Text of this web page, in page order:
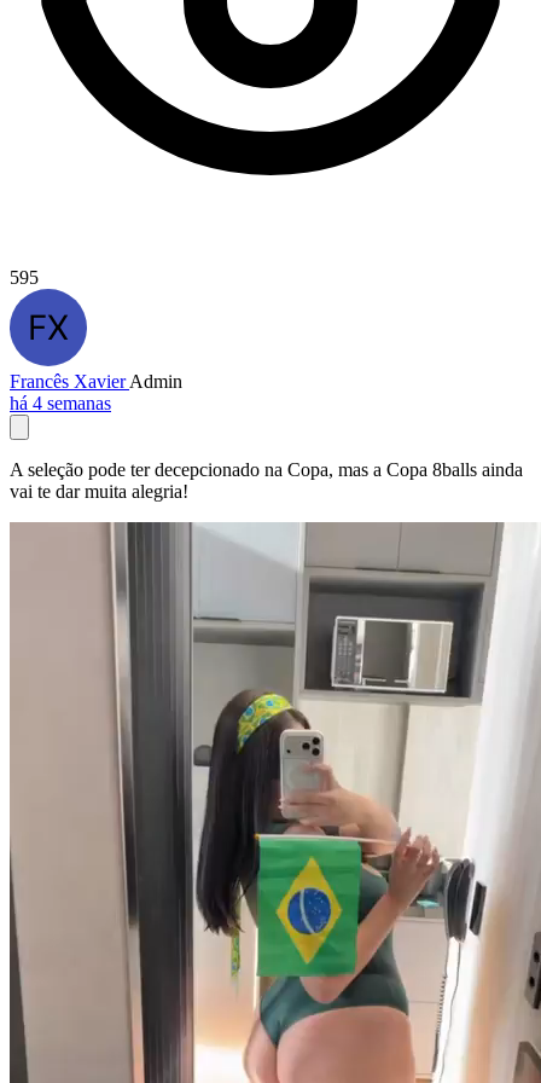
595
Francês XavierAdmin
há 4 semanas
A seleção pode ter decepcionado na Copa, mas a Copa 8balls ainda
vai te dar muita alegria!